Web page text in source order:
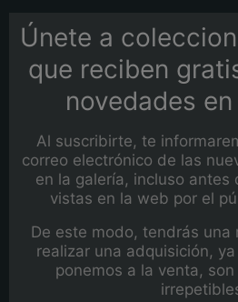
Únete a
que reciben
novedades
Al suscribirte, te
correo electrónico de las
en la galería, incluso antes
vistas en la web por el
De este modo, tendrás una
realizar una adquisición,
ponemos a la venta,